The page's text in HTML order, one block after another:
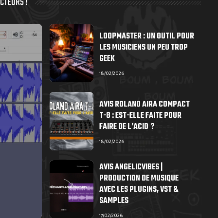
LOOPMASTER : UN OUTIL POUR
LES MUSICIENS UN PEU TROP
GEEK
18/02/2026
AVIS ROLAND AIRA COMPACT
T-8 : EST-ELLE FAITE POUR
FAIRE DE L’ACID ?
18/02/2026
AVIS ANGELICVIBES |
PRODUCTION DE MUSIQUE
AVEC LES PLUGINS, VST &
SAMPLES
17/02/2026